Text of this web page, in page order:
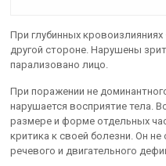
При глубинных кровоизлияниях
другой стороне. Нарушены
парализовано лицо.
При поражении не
нарушается восприятие тела.
размере и форме отдельных
критика к своей болезни. Он
речевого и двигательного